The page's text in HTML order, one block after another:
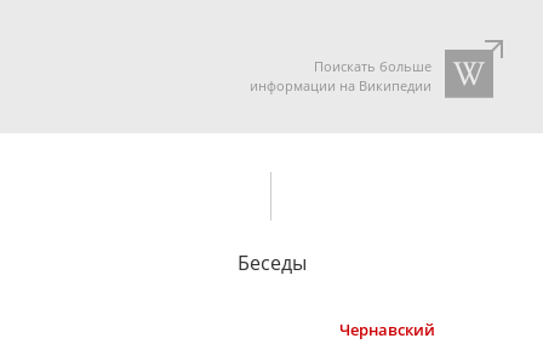
Поискать больше
информации на Википедии
Беседы
Чернавский